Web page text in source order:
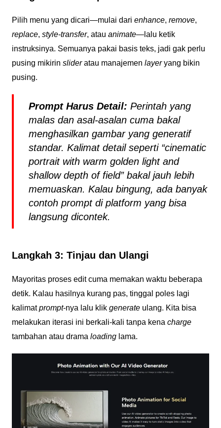
Pilih menu yang dicari—mulai dari enhance, remove,
replace, style-transfer, atau animate—lalu ketik
instruksinya. Semuanya pakai basis teks, jadi gak perlu
pusing mikirin slideratau manajemen layeryang bikin
pusing.
Prompt Harus Detail: Perintah yang
malas dan asal-asalan cuma bakal
menghasilkan gambar yang generatif
standar. Kalimat detail seperti “cinematic
portrait with warm golden light and
shallow depth of field”bakal jauh lebih
memuaskan. Kalau bingung, ada banyak
contoh promptdi platform yang bisa
langsung dicontek.
Langkah 3: Tinjau dan Ulangi
Mayoritas proses edit cuma memakan waktu beberapa
detik. Kalau hasilnya kurang pas, tinggal poles lagi
kalimatprompt-nya lalu klik generateulang. Kita bisa
melakukan iterasi ini berkali-kali tanpa kena charge
tambahan atau drama loadinglama.